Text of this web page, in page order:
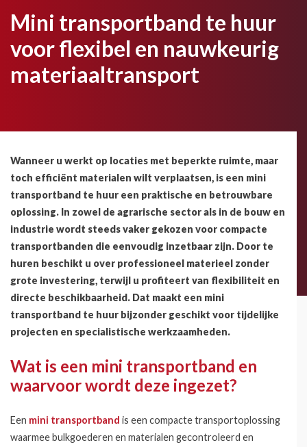
Mini transportband te huur
voor flexibel en nauwkeurig
materiaaltransport
Wanneer u werkt op locaties met beperkte ruimte, maar
toch efficiënt materialen wilt verplaatsen, is een mini
transportband te huur een praktische en betrouwbare
oplossing. In zowel de agrarische sector als in de bouw en
industrie wordt steeds vaker gekozen voor compacte
transportbanden die eenvoudig inzetbaar zijn. Door te
huren beschikt u over professioneel materieel zonder
grote investering, terwijl u profiteert van flexibiliteit en
directe beschikbaarheid. Dat maakt een mini
transportband te huur bijzonder geschikt voor tijdelijke
projecten en specialistische werkzaamheden.
Wat is een mini transportband en
waarvoor wordt deze ingezet?
Een mini transportband is een compacte transportoplossing
waarmee bulkgoederen en materialen gecontroleerd en